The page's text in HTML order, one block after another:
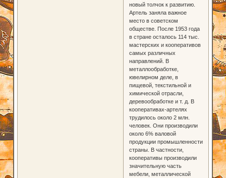
новый толчок к развитию.
Артель заняла важное
место в советском
обществе. После 1953 года
в стране осталось 114 тыс.
мастерских и кооперативов
самых различных
направлений. В
металлообработке,
ювелирном деле, в
пищевой, текстильной и
химической отрасли,
деревообработке и т. д. В
кооперативах-артелях
трудилось около 2 млн.
человек. Они производили
около 6% валовой
продукции промышленности
страны. В частности,
кооперативы производили
значительную часть
мебели, металлической